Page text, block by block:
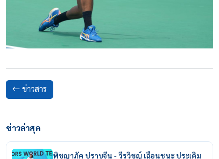
ข่าวสาร
ข่าวล่าสุด
พิชญาภัค ปราบจีน - วีรวิชญ์ เฉือนชนะ ประเดิม